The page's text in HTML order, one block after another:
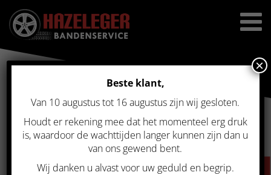
Home>Gebruikte velgen >Gebruikte set Origineel Skoda 5×100 14
GEBRUIKTE SET ORIGINEEL
SKODA 5×100 14 INCH
Beste klant,
Van 10 augustus tot 16 augustus zijn wij gesloten.
Houdt er rekening mee dat het momenteel erg druk
is, waardoor de wachttijden langer kunnen zijn dan u
van ons gewend bent.
Wij danken u alvast voor uw geduld en begrip.
×